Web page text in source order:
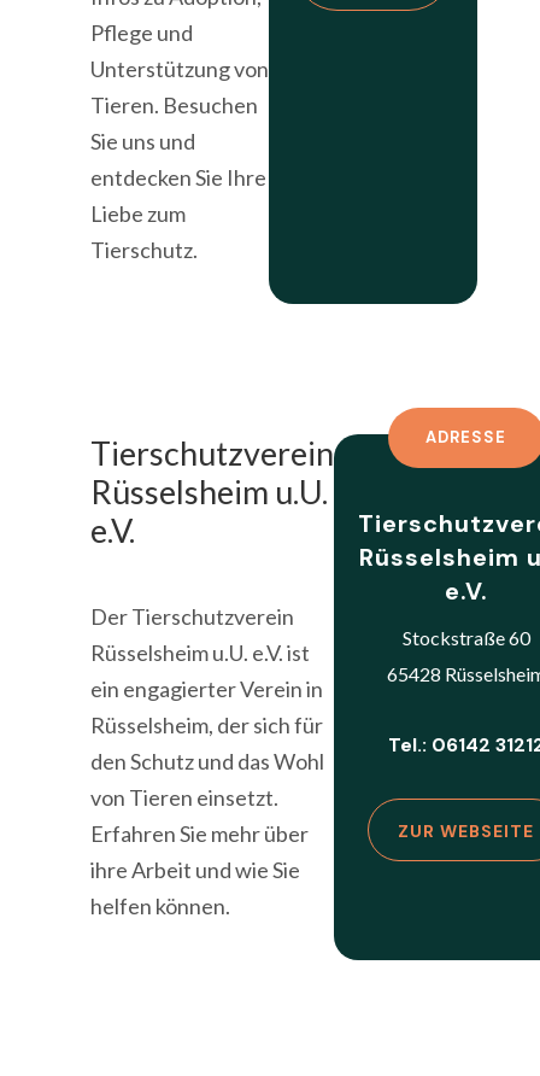
Pflege und
Unterstützung von
Tieren. Besuchen
Sie uns und
entdecken Sie Ihre
Liebe zum
Tierschutz.
Tierschutzverein
Rüsselsheim u.U.
e.V.
Der Tierschutzverein
Rüsselsheim u.U. e.V. ist
ein engagierter Verein in
Rüsselsheim, der sich für
den Schutz und das Wohl
von Tieren einsetzt.
Erfahren Sie mehr über
ihre Arbeit und wie Sie
helfen können.
ADRESSE
Rüsselsheim
e.V.
Stockstraße 60
65428
Tel.: 06142
ZUR WEBSEITE